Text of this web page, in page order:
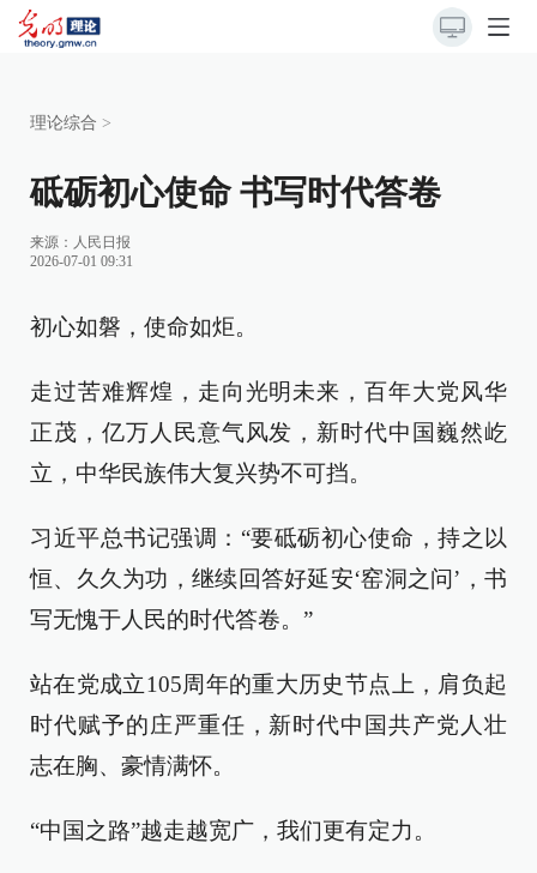
理论综合 >
砥砺初心使命 书写时代答卷
来源： 人民日报
2026-07-01 09:31
初心如磐，使命如炬。
走过苦难辉煌，走向光明未来，百年大党风华
正茂，亿万人民意气风发，新时代中国巍然屹
立，中华民族伟大复兴势不可挡。
习近平总书记强调：“要砥砺初心使命，持之以
恒、久久为功，继续回答好延安‘窑洞之问’，书
写无愧于人民的时代答卷。”
站在党成立105周年的重大历史节点上，肩负起
时代赋予的庄严重任，新时代中国共产党人壮
志在胸、豪情满怀。
“中国之路”越走越宽广，我们更有定力。